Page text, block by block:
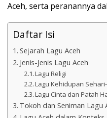
Aceh, serta peranannya
Daftar Isi
Sejarah Lagu Aceh
Jenis-Jenis Lagu Aceh
Lagu Religi
Lagu Kehidupan
Lagu Cinta dan Patah
Tokoh dan Seniman Lagu